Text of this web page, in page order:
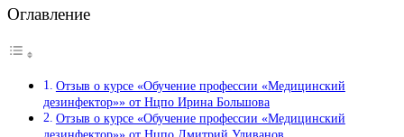
Оглавление
Отзыв о курсе «Обучение профессии «Медицинский
дезинфектор»» от Нцпо Ирина Большова
Отзыв о курсе «Обучение профессии «Медицинский